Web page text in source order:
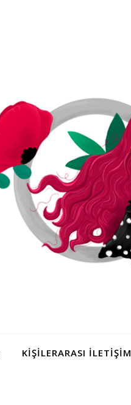
KIŞILERARASI İLETIŞIM